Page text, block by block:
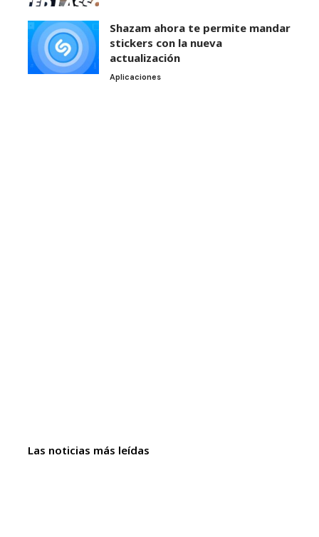
Shazam ahora te permite mandar
stickers con la nueva
actualización
Aplicaciones
Las noticias más leídas